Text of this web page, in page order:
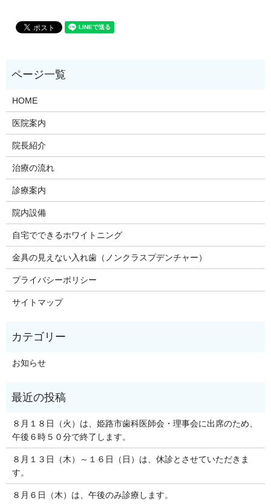
HOME
医院案内
院長紹介
治療の流れ
診療案内
院内設備
自宅でできるホワイトニング
金具の見えない入れ歯（ノンクラスプデンチャー）
プライバシーポリシー
サイトマップ
お知らせ
８月１８日（火）は、姫路市歯科医師会・理事会に出席のため、
午後６時５０分で終了します。
８月１３日（木）～１６日（日）は、休診とさせていただきま
す。
８月６日（木）は、午後のみ診療します。